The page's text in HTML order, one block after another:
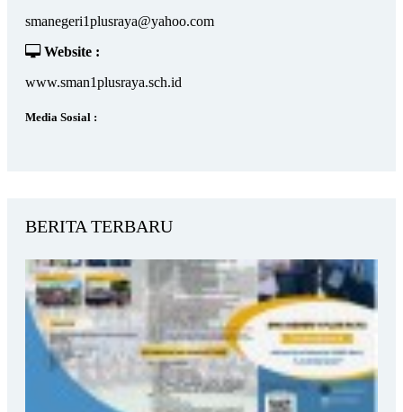
smanegeri1plusraya@yahoo.com
Website :
www.sman1plusraya.sch.id
Media Sosial :
BERITA TERBARU